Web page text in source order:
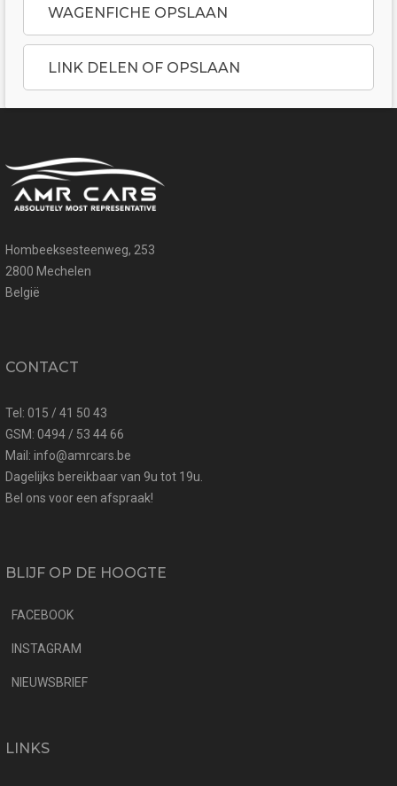
WAGENFICHE OPSLAAN
LINK DELEN OF OPSLAAN
Hombeeksesteenweg, 253
2800 Mechelen
België
CONTACT
Tel: 015 / 41 50 43
GSM: 0494 / 53 44 66
Mail: info@amrcars.be
Dagelijks bereikbaar van 9u tot 19u.
Bel ons voor een afspraak!
BLIJF OP DE HOOGTE
FACEBOOK
INSTAGRAM
NIEUWSBRIEF
LINKS